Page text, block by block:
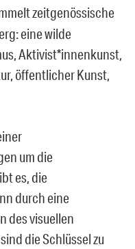
zeitgenössische
eine wilde
Aktivist*innenkunst,
öffentlicher Kunst,
um die
es, die
durch eine
des visuellen
die Schlüssel zu